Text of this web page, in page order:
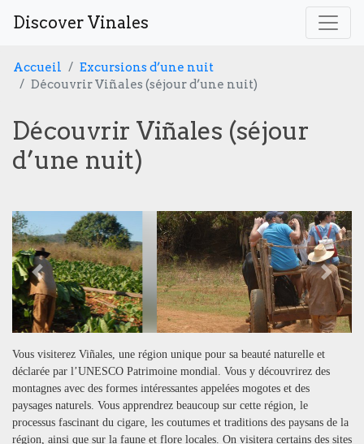
Discover Vinales
Accueil
Excursions d’une nuit
Découvrir Viñales (séjour d’une nuit)
Découvrir Viñales (séjour
d’une nuit)
Previous Next
Vous visiterez Viñales, une région unique pour sa beauté naturelle et
déclarée par l’UNESCO Patrimoine mondial. Vous y découvrirez des
montagnes avec des formes intéressantes appelées mogotes et des
paysages naturels. Vous apprendrez beaucoup sur cette région, le
processus fascinant du cigare, les coutumes et traditions des paysans de la
région, ainsi que sur la faune et flore locales. On visitera certains des sites